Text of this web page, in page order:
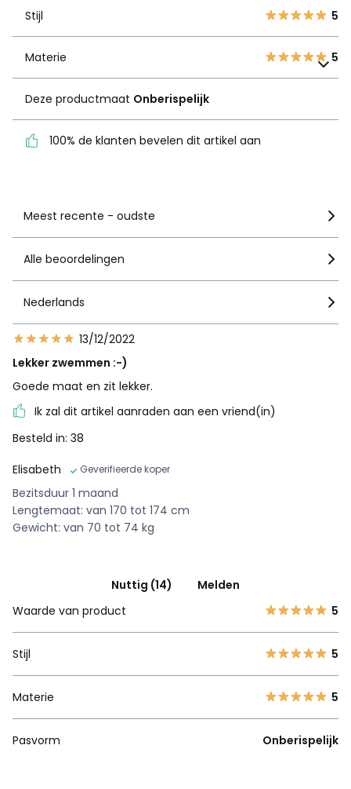
1
Deze productmaat
dit artikel aan
Stijl 5
Materie 5
Deze productmaat Onberispelijk
100% de klanten bevelen dit artikel aan
Meest recente - oudste
Alle beoordelingen
Nederlands
13/12/2022
Lekker zwemmen :-)
Goede maat en zit lekker.
Ik zal dit artikel aanraden aan een vriend(in)
Besteld in: 38
Elisabeth
Geverifieerde koper
Bezitsduur 1 maand
Lengtemaat: van 170 tot 174 cm
Gewicht: van 70 tot 74 kg
Nuttig (14)
Melden
Waarde van product
5
Stijl 5
Materie 5
Pasvorm Onberispelijk